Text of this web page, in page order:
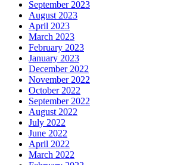
September 2023
August 2023
April 2023
March 2023
February 2023
January 2023
December 2022
November 2022
October 2022
September 2022
August 2022
July 2022
June 2022
April 2022
March 2022